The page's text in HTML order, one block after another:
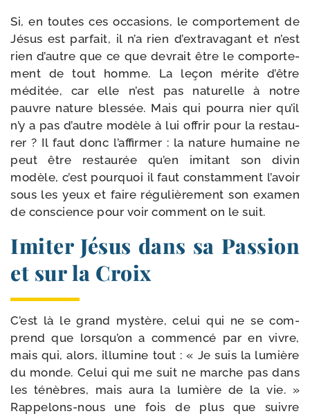
Si, en toutes ces occa­sions, le com­por­te­ment de
Jésus est par­fait, il n’a rien d’extravagant et n’est
rien d’autre que ce que devrait être le com­por­te­
ment de tout homme. La leçon mérite d’être
médi­tée, car elle n’est pas natu­relle à notre
pauvre nature bles­sée. Mais qui pour­ra nier qu’il
n’y a pas d’autre modèle à lui offrir pour la res­tau­
rer ? Il faut donc l’affirmer : la nature humaine ne
peut être res­tau­rée qu’en imi­tant son divin
modèle, c’est pour­quoi il faut constam­ment l’avoir
sous les yeux et faire régu­liè­re­ment son exa­men
de conscience pour voir com­ment on le suit.
Imiter Jésus dans sa Passion
et sur la Croix
C’est là le grand mys­tère, celui qui ne se com­
prend que lorsqu’on a com­men­cé par en vivre,
mais qui, alors, illu­mine tout : « Je suis la lumière
du monde. Celui qui me suit ne marche pas dans
les ténèbres, mais aura la lumière de la vie. »
Rappelons-​nous une fois de plus que suivre